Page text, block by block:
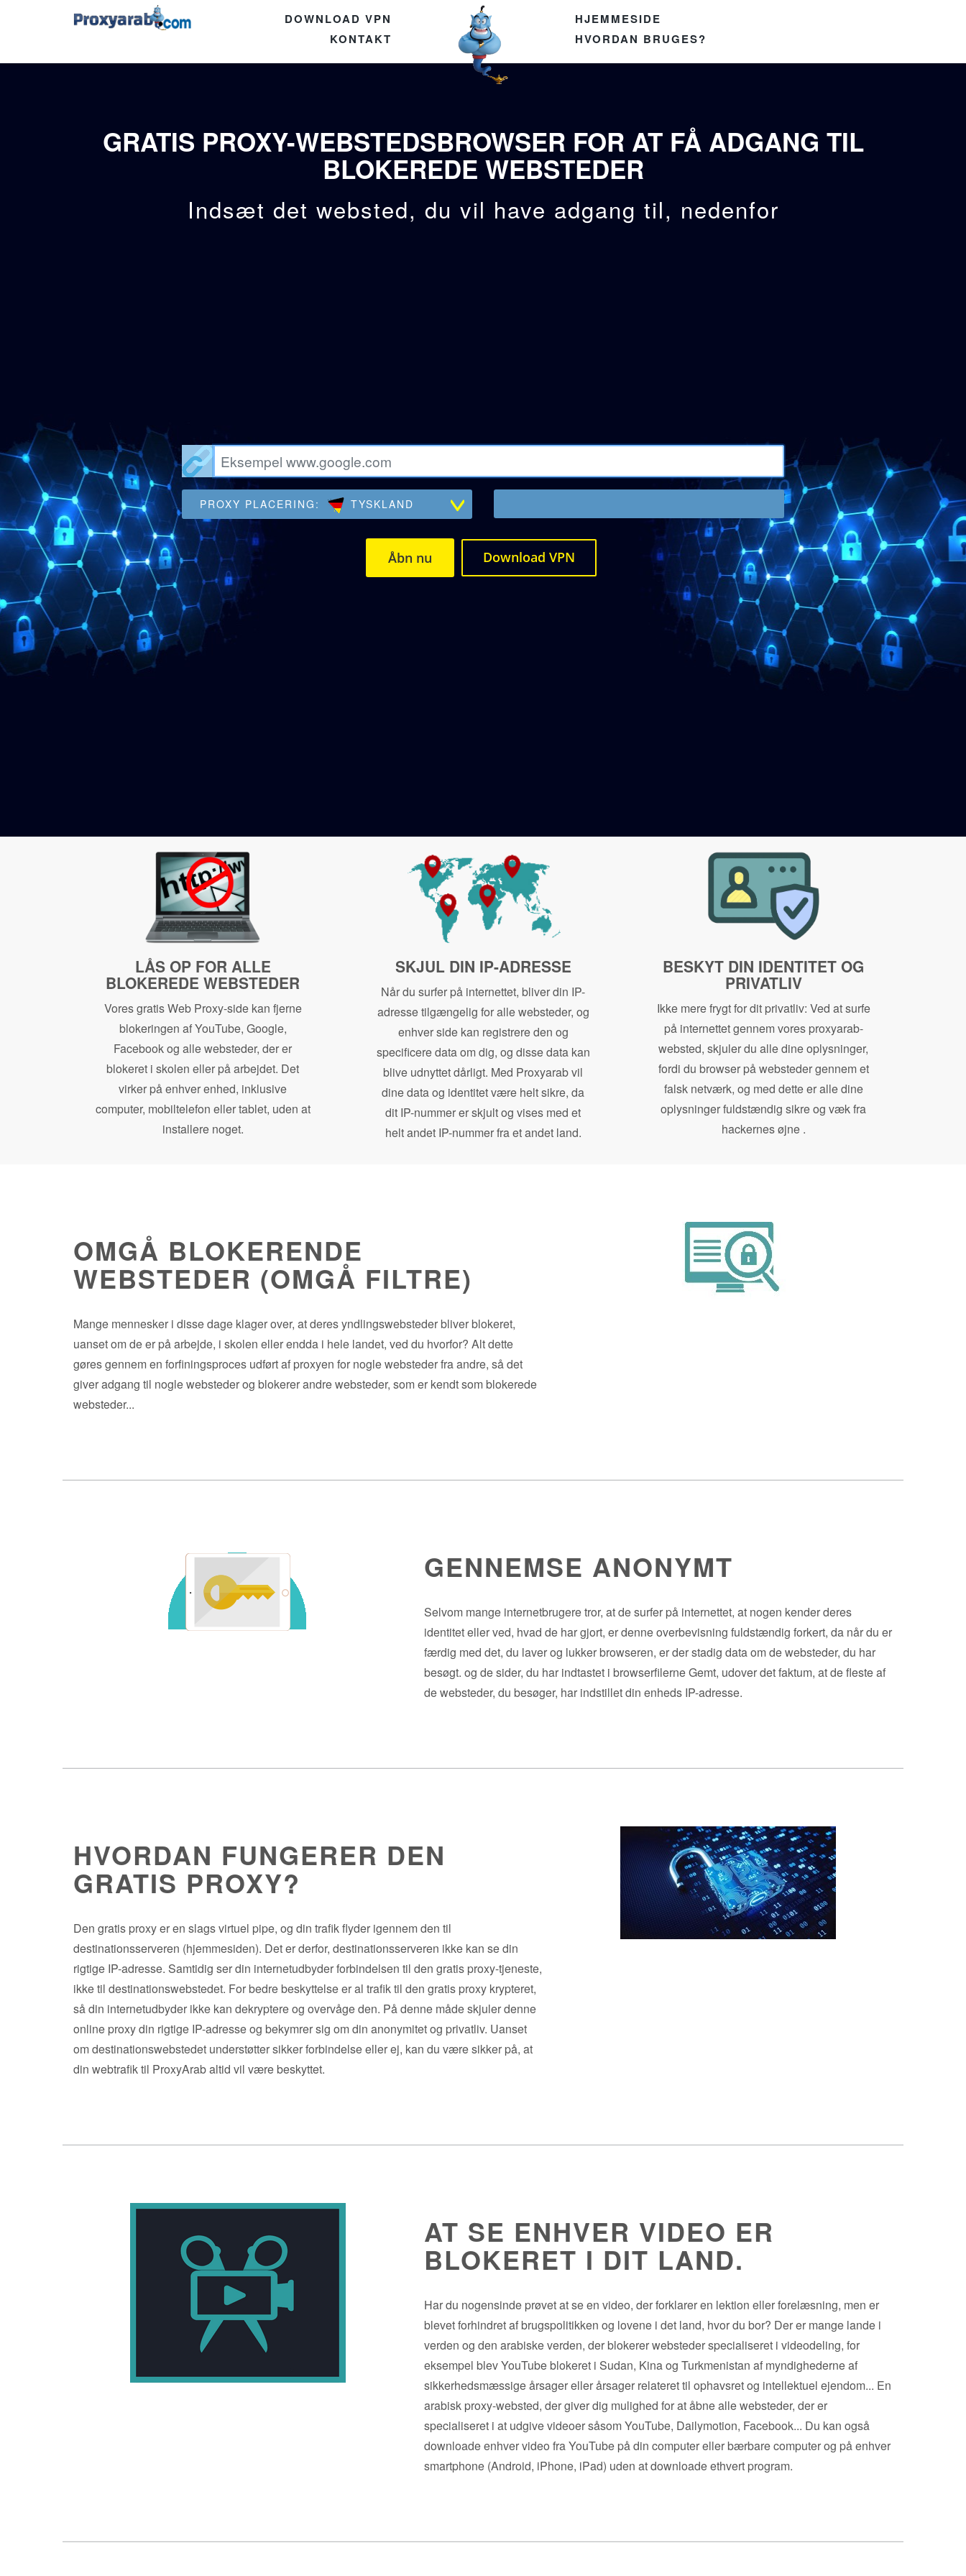
DOWNLOAD VPN
KONTAKT
HJEMMESIDE
HVORDAN BRUGES?
GRATIS PROXY-WEBSTEDSBROWSER FOR AT FÅ ADGANG TIL
BLOKEREDE WEBSTEDER
Indsæt det websted, du vil have adgang til, nedenfor
PROXY PLACERING: TYSKLAND
Åbn nu Download VPN
LÅS OP FOR ALLE
BLOKEREDE WEBSTEDER
Vores gratis Web Proxy-side kan fjerne
blokeringen af ​​YouTube, Google,
Facebook og alle websteder, der er
blokeret i skolen eller på arbejdet. Det
virker på enhver enhed, inklusive
computer, mobiltelefon eller tablet, uden at
installere noget.
SKJUL DIN IP-ADRESSE
Når du surfer på internettet, bliver din IP-
adresse tilgængelig for alle websteder, og
enhver side kan registrere den og
specificere data om dig, og disse data kan
blive udnyttet dårligt. Med Proxyarab vil
dine data og identitet være helt sikre, da
dit IP-nummer er skjult og vises med et
helt andet IP-nummer fra et andet land.
BESKYT DIN IDENTITET OG
PRIVATLIV
Ikke mere frygt for dit privatliv: Ved at surfe
på internettet gennem vores proxyarab-
websted, skjuler du alle dine oplysninger,
fordi du browser på websteder gennem et
falsk netværk, og med dette er alle dine
oplysninger fuldstændig sikre og væk fra
hackernes øjne .
OMGÅ BLOKERENDE
WEBSTEDER (OMGÅ FILTRE)
Mange mennesker i disse dage klager over, at deres yndlingswebsteder bliver blokeret,
uanset om de er på arbejde, i skolen eller endda i hele landet, ved du hvorfor? Alt dette
gøres gennem en forfiningsproces udført af proxyen for nogle websteder fra andre, så det
giver adgang til nogle websteder og blokerer andre websteder, som er kendt som blokerede
websteder...
GENNEMSE ANONYMT
Selvom mange internetbrugere tror, ​​at de surfer på internettet, at nogen kender deres
identitet eller ved, hvad de har gjort, er denne overbevisning fuldstændig forkert, da når du er
færdig med det, du laver og lukker browseren, er der stadig data om de websteder, du har
besøgt. og de sider, du har indtastet i browserfilerne Gemt, udover det faktum, at de fleste af
de websteder, du besøger, har indstillet din enheds IP-adresse.
HVORDAN FUNGERER DEN
GRATIS PROXY?
Den gratis proxy er en slags virtuel pipe, og din trafik flyder igennem den til
destinationsserveren (hjemmesiden). Det er derfor, destinationsserveren ikke kan se din
rigtige IP-adresse. Samtidig ser din internetudbyder forbindelsen til den gratis proxy-tjeneste,
ikke til destinationswebstedet. For bedre beskyttelse er al trafik til den gratis proxy krypteret,
så din internetudbyder ikke kan dekryptere og overvåge den. På denne måde skjuler denne
online proxy din rigtige IP-adresse og bekymrer sig om din anonymitet og privatliv. Uanset
om destinationswebstedet understøtter sikker forbindelse eller ej, kan du være sikker på, at
din webtrafik til ProxyArab altid vil være beskyttet.
AT SE ENHVER VIDEO ER
BLOKERET I DIT LAND.
Har du nogensinde prøvet at se en video, der forklarer en lektion eller forelæsning, men er
blevet forhindret af brugspolitikken og lovene i det land, hvor du bor? Der er mange lande i
verden og den arabiske verden, der blokerer websteder specialiseret i videodeling, for
eksempel blev YouTube blokeret i Sudan, Kina og Turkmenistan af myndighederne af
sikkerhedsmæssige årsager eller årsager relateret til ophavsret og intellektuel ejendom... En
arabisk proxy-websted, der giver dig mulighed for at åbne alle websteder, der er
specialiseret i at udgive videoer såsom YouTube, Dailymotion, Facebook... Du kan også
downloade enhver video fra YouTube på din computer eller bærbare computer og på enhver
smartphone (Android, iPhone, iPad) uden at downloade ethvert program.